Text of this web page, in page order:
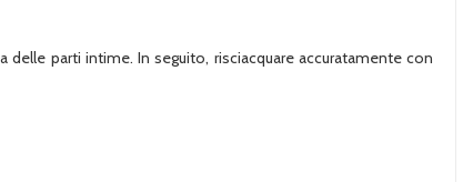
delle parti intime. In seguito, risciacquare accuratamente con